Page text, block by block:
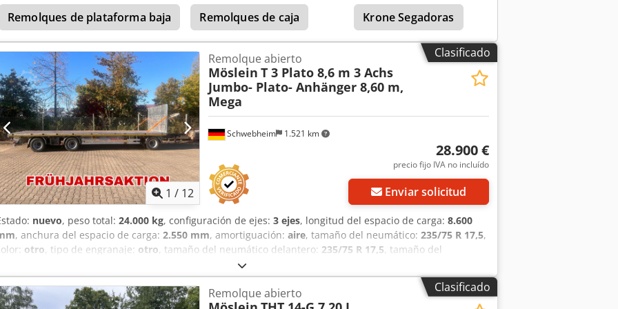
, Anillas de amarre, -- errores de impresión, omisiones y modificaciones reservadas,
imágenes de muestra --, más datos en: !, más detalles: ! Cjdpfx Alozrqk Ujxjha
Remolques de plataforma baja
Remolques de caja Krone Segadoras
Clasificado
1 / 12
Schwebheim 1.521 km
Remolque abierto
Möslein T 3 Plato 8,6 m 3 Achs
Jumbo- Plato- Anhänger 8,60 m,
Mega
28.900 €
precio fijo IVA no incluído
Enviar solicitud
nuevo, peso total: 24.000 kg, configuración de ejes: 3 ejes, longitud del espacio de carga: 8.600
, anchura del espacio de carga: 2.550 mm, amortiguación: aire, tamaño del neumático: 235/75 R 17,5,
otro, tipo de engranaje: otro, tamaño del neumático delantero: 235/75 R 17,5, tamaño del
, cabina del conductor:
freno de aire comprimido, Altura de carga aprox. 980 mm, 20 argollas de amarre de 6 t cada una, 20
de amarre de 6 t cada uno, 18 orificios de amarre, 7 bolsillos para estacas en el centro, 14Clasificado
Remolque abierto